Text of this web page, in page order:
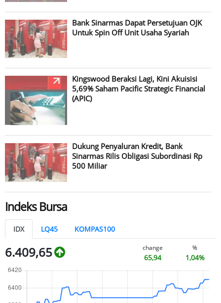
Bank Sinarmas Dapat Persetujuan OJK
Untuk Spin Off Unit Usaha Syariah
Kingswood Beraksi Lagi, Kini Akuisisi
5,69% Saham Pacific Strategic Financial
(APIC)
Dukung Penyaluran Kredit, Bank
Sinarmas Rilis Obligasi Subordinasi Rp
500 Miliar
Indeks Bursa
IDX LQ45 KOMPAS100
6.409,65 change
65,94
%
1,04%